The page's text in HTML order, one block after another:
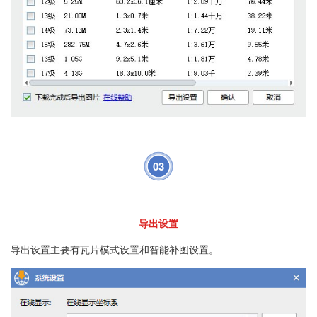
03
导出设置
导出设置主要有瓦片模式设置和智能补图设置。